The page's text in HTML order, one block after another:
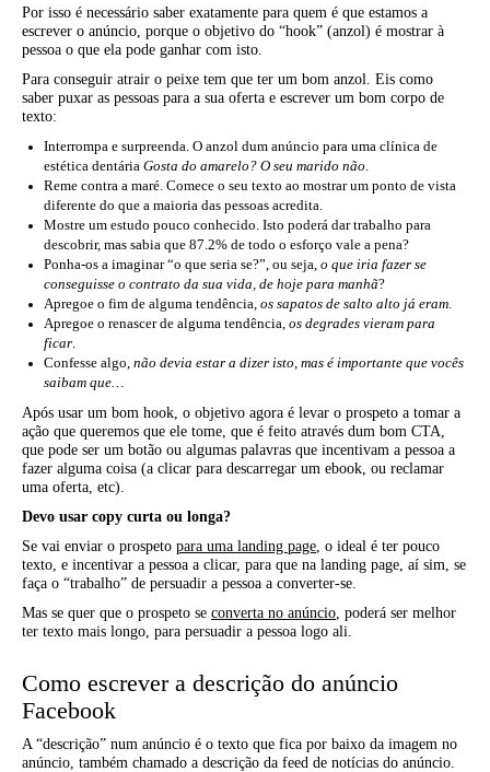
Por isso é necessário saber exatamente para quem é que estamos a
escrever o anúncio, porque o objetivo do “hook” (anzol) é mostrar à
pessoa o que ela pode ganhar com isto.
Para conseguir atrair o peixe tem que ter um bom anzol. Eis como
saber puxar as pessoas para a sua oferta e escrever um bom corpo de
texto:
Interrompa e surpreenda. O anzol dum anúncio para uma clínica de
estética dentária Gosta do amarelo? O seu marido não.
Reme contra a maré. Comece o seu texto ao mostrar um ponto de vista
diferente do que a maioria das pessoas acredita.
Mostre um estudo pouco conhecido. Isto poderá dar trabalho para
descobrir, mas sabia que 87.2% de todo o esforço vale a pena?
Ponha-os a imaginar “o que seria se?”, ou seja, o que iria fazer se
conseguisse o contrato da sua vida, de hoje para manhã?
Apregoe o fim de alguma tendência, os sapatos de salto alto já eram.
Apregoe o renascer de alguma tendência, os degrades vieram para
ficar.
Confesse algo, não devia estar a dizer isto, mas é importante que vocês
saibam que…
Após usar um bom hook, o objetivo agora é levar o prospeto a tomar a
ação que queremos que ele tome, que é feito através dum bom CTA,
que pode ser um botão ou algumas palavras que incentivam a pessoa a
fazer alguma coisa (a clicar para descarregar um ebook, ou reclamar
uma oferta, etc).
Devo usar copy curta ou longa?
Se vai enviar o prospeto para uma landing page , o ideal é ter pouco
texto, e incentivar a pessoa a clicar, para que na landing page, aí sim, se
faça o “trabalho” de persuadir a pessoa a converter-se.
Mas se quer que o prospeto se converta no anúncio , poderá ser melhor
ter texto mais longo, para persuadir a pessoa logo ali.
Como escrever a descrição do anúncio
Facebook
A “descrição” num anúncio é o texto que fica por baixo da imagem no
anúncio, também chamado a descrição da feed de notícias do anúncio.